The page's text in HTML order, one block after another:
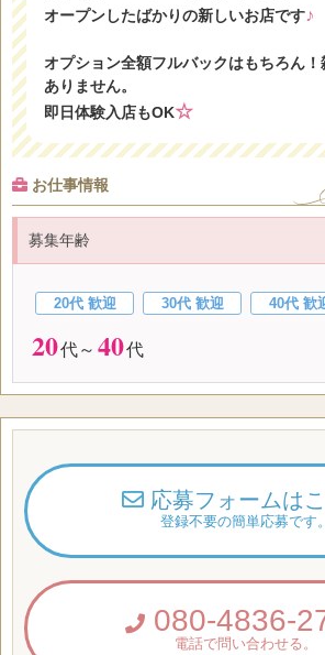
オープンしたばかりの新しいお店です♪
オプション全額フルバックはもちろん
ありません。
即日体験入店もOK☆
お仕事情報
募集年齢
20代 歓迎 30代 歓迎 40代 歓
20代～ 40代
応募フォームは
登録不要の簡単応募です。
080-4836-
電話で問い合わせる。